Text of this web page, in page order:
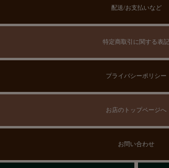
配送/お支払いなど
特定商取引に関する表記
プライバシーポリシー
お店のトップページへ
お問い合わせ